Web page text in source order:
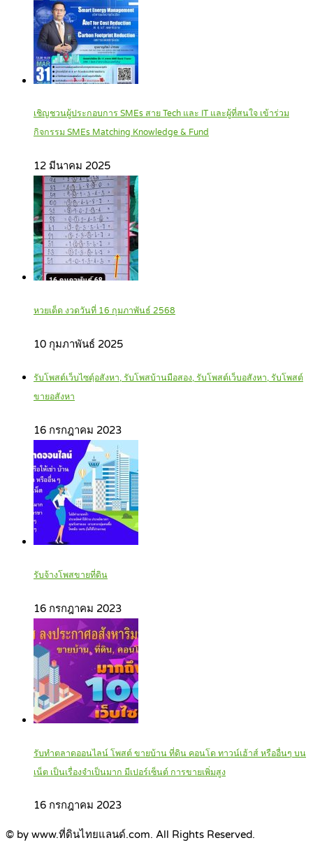
เชิญชวนผู้ประกอบการ SMEs สาย Tech และ IT และผู้ที่สนใจ เข้าร่วม
กิจกรรม SMEs Matching Knowledge & Fund
12 มีนาคม 2025
หวยเด็ด งวดวันที่ 16 กุมภาพันธ์ 2568
10 กุมภาพันธ์ 2025
รับโพสต์เว็บไซตฺ์อสังหา, รับโพสบ้านมือสอง, รับโพสต์เว็บอสังหา, รับโพสต์
ขายอสังหา
16 กรกฎาคม 2023
รับจ้างโพสขายที่ดิน
16 กรกฎาคม 2023
รับทำตลาดออนไลน์ โพสต์ ขายบ้าน ที่ดิน คอนโด ทาวน์เฮ้าส์ หรืออื่นๆ บน
เน็ต เป็นเรื่องจำเป็นมาก มีเปอร์เซ็นต์ การขายเพิ่มสูง
16 กรกฎาคม 2023
© by www.ที่ดินไทยแลนด์.com. All Rights Reserved.